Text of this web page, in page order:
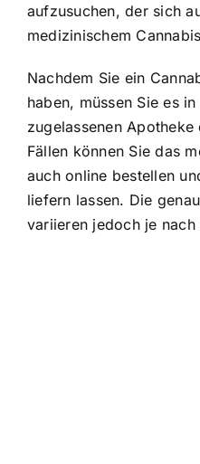
aufzusuchen, der sich
medizinischem
Nachdem Sie ein
haben, müssen Sie es
zugelassenen
Fällen können Sie das
auch online bestellen
liefern lassen. Die
variieren jedoch je nach